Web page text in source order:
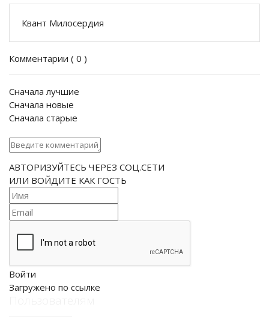
Квант Милосердия
Комментарии ( 0 )
Сначала лучшие
Сначала новые
Сначала старые
АВТОРИЗУЙТЕСЬ ЧЕРЕЗ СОЦ.СЕТИ
ИЛИ ВОЙДИТЕ КАК ГОСТЬ
Войти
Загружено по ссылке